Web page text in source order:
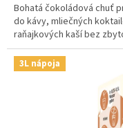
Bohatá čokoládová chuť
do kávy, mliečných
raňajkových kaší bez
3L nápoja